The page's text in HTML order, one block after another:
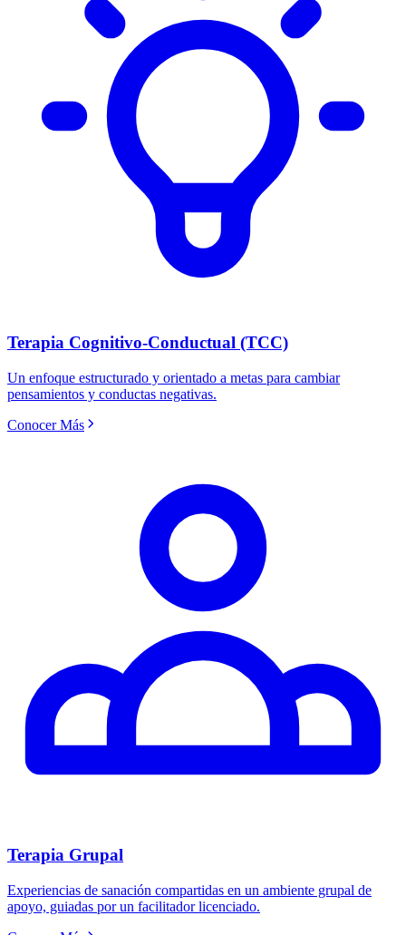
Terapia Cognitivo-Conductual (TCC)
Un enfoque estructurado y orientado a metas para cambiar
pensamientos y conductas negativas.
Conocer Más
Terapia Grupal
Experiencias de sanación compartidas en un ambiente grupal de
apoyo, guiadas por un facilitador licenciado.